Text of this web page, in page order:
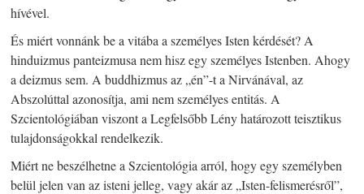
hívével.
És miért vonnánk be a vitába a személyes Isten kérdését? A
hinduizmus panteizmusa nem hisz egy személyes Istenben. Ahogy
a deizmus sem. A buddhizmus az „én”-t a Nirvánával, az
Abszolúttal azonosítja, ami nem személyes entitás. A
Szcientológiában viszont a Legfelsőbb Lény határozott teisztikus
tulajdonságokkal rendelkezik.
Miért ne beszélhetne a Szcientológia arról, hogy egy személyben
belül jelen van az isteni jelleg, vagy akár az „Isten-felismerésről”,